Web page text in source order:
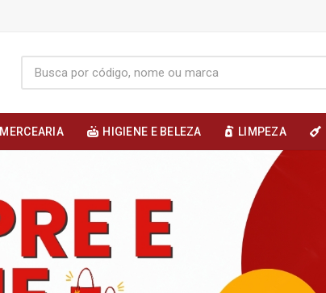
MERCEARIA HIGIENE E BELEZA LIMPEZA